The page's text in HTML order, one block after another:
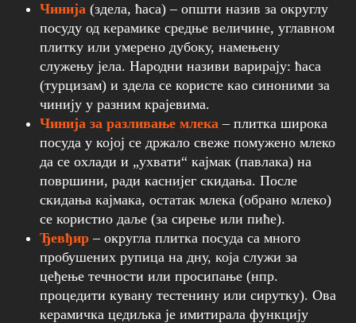
Чинија (здела, ћаса) – општи назив за округлу
посуду од керамике средње величине, углавном
плитку или умерено дубоку, намењену
служењу јела. Народни називи варирају: ћаса
(турцизам) и здела се користе као синоними за
чинију у разним крајевима.
Чинија за разливање млека – плитка широка
посуда у којој се држало свеже помужено млеко
да се охлади и „ухвати“ кајмак (павлака) на
површини, ради каснијег скидања. После
скидања кајмака, остатак млека (обрано млеко)
се користио даље (за сирење или пиће).
Ђевђир – округла плитка посуда са много
пробушених рупица на дну, која служи за
цеђење течности или просипање (нпр.
процедити кувану тестенину или сирутку). Ова
керамичка цедиљка је имитирала функцију